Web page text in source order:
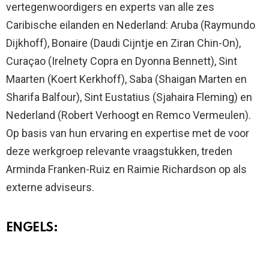
vertegenwoordigers en experts van alle zes
Caribische eilanden en Nederland: Aruba (Raymundo
Dijkhoff), Bonaire (Daudi Cijntje en Ziran Chin-On),
Curaçao (Irelnety Copra en Dyonna Bennett), Sint
Maarten (Koert Kerkhoff), Saba (Shaigan Marten en
Sharifa Balfour), Sint Eustatius (Sjahaira Fleming) en
Nederland (Robert Verhoogt en Remco Vermeulen).
Op basis van hun ervaring en expertise met de voor
deze werkgroep relevante vraagstukken, treden
Arminda Franken-Ruiz en Raimie Richardson op als
externe adviseurs.
ENGELS: